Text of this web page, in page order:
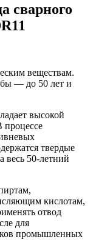
сварного
веществам.
— до 50 лет и
высокой
процессе
твердые
весь 50-летний
кислотам,
отвод
для
промышленных